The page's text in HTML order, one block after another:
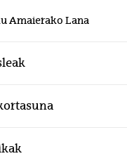
Amaierako Lana